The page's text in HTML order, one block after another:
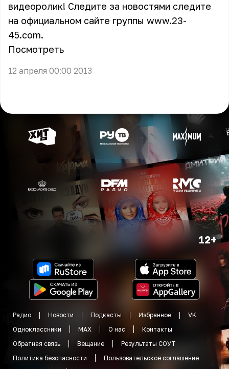
видеоролик! Следите за новостями следите
на официальном сайте группы www.23-
45.com.
Посмотреть
12 апреля 00:00 2013
12+
Радио Новости Подкасты Избранное
VK
Одноклассники
MAX О нас
Контакты
Обратная связь
Вещание
Результаты СОУТ
Политика безопасности
Пользовательское соглашение